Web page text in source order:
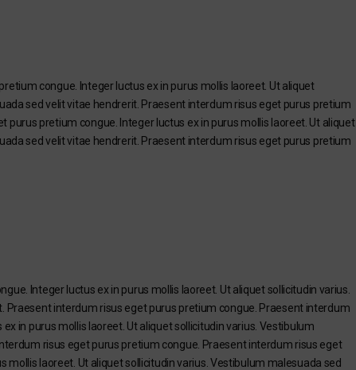
congue. Integer luctus ex in purus mollis laoreet. Ut aliquet
sed velit vitae hendrerit. Praesent interdum risus eget purus pretium
purus pretium congue. Integer luctus ex in purus mollis laoreet. Ut aliquet
sed velit vitae hendrerit. Praesent interdum risus eget purus pretium
Integer luctus ex in purus mollis laoreet. Ut aliquet sollicitudin varius.
Praesent interdum risus eget purus pretium congue. Praesent interdum
in purus mollis laoreet. Ut aliquet sollicitudin varius. Vestibulum
risus eget purus pretium congue. Praesent interdum risus eget
mollis laoreet. Ut aliquet sollicitudin varius. Vestibulum malesuada sed